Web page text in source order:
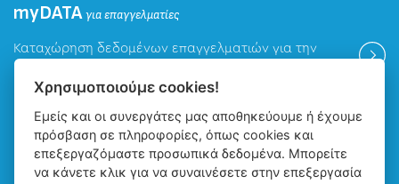
myDATAγια επαγγελματίες
Καταχώρηση δεδομένων επαγγελματιών για την
Βρείτε μας
Χρησιμοποιούμε cookies!
Εμείς και οι συνεργάτες μας αποθηκεύουμε ή έχουμε
πρόσβαση σε πληροφορίες, όπως cookies και
επεξεργαζόμαστε προσωπικά δεδομένα. Μπορείτε
να κάνετε κλικ για να συναινέσετε στην επεξεργασία